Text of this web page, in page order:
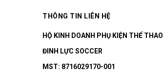
THÔNG TIN LIÊN HỆ
HỘ KINH DOANH PHỤ KIỆN THỂ THAO
ĐINH LỰC SOCCER
MST: 8716029170-001